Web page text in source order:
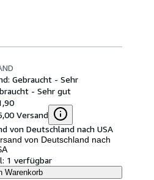
Gebraucht - Sehr
- Sehr gut
Versand
von Deutschland nach USA
von Deutschland nach
1 verfügbar
Warenkorb